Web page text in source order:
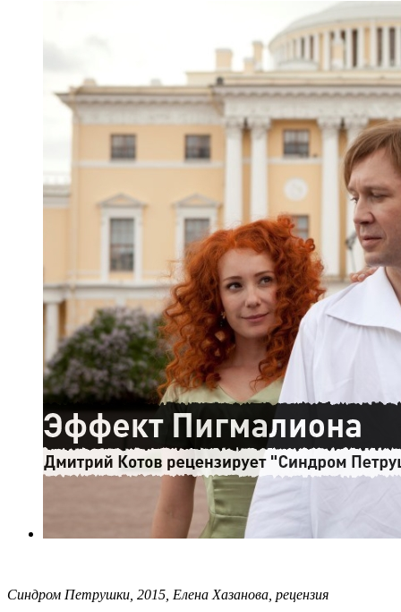
Синдром Петрушки, 2015, Елена Хазанова, рецензия